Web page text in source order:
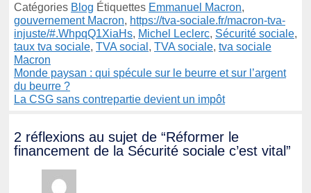
Catégories Blog Étiquettes Emmanuel Macron,
gouvernement Macron, https://tva-sociale.fr/macron-tva-
injuste/#.WhpqQ1XiaHs, Michel Leclerc, Sécurité sociale,
taux tva sociale, TVA social , TVA sociale, tva sociale
Macron
Monde paysan : qui spécule sur le beurre et sur l’argent
du beurre ?
La CSG sans contrepartie devient un impôt
2 réflexions au sujet de “Réformer le
financement de la Sécurité sociale c’est vital”